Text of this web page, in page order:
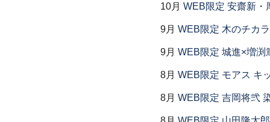
10月 WEB限定 安齋新・
9月 WEB限定 木のチカ
9月 WEB限定 城進×増渕
8月 WEB限定 モアス キ
8月 WEB限定 吉岡将弐